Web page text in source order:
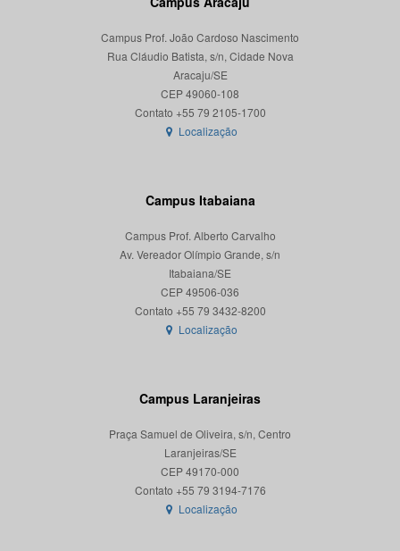
Campus Prof. João Cardoso Nascimento
Rua Cláudio Batista, s/n, Cidade Nova
Aracaju/SE
CEP 49060-108
Localização
Campus Itabaiana
Campus Prof. Alberto Carvalho
Av. Vereador Olímpio Grande, s/n
Itabaiana/SE
CEP 49506-036
Localização
Campus Laranjeiras
Praça Samuel de Oliveira, s/n, Centro
Laranjeiras/SE
CEP 49170-000
Localização